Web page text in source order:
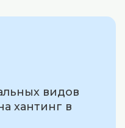
видов
хантинг в